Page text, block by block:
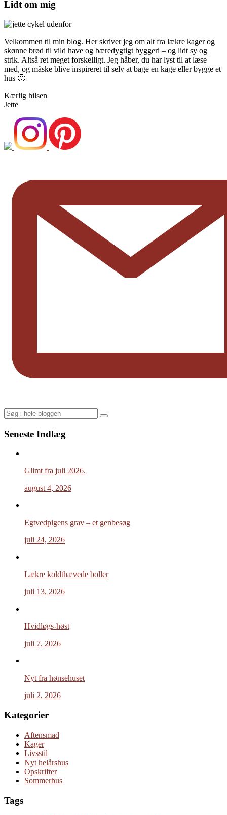
Lidt om mig
Velkommen til min blog. Her skriver jeg om alt fra lækre kager og
skønne brød til vild have og bæredygtigt byggeri – og lidt sy og
strik. Altså ret meget forskelligt. Jeg håber, du har lyst til at læse
med, og måske blive inspireret til selv at bage en kage eller bygge et
hus 🙂
Kærlig hilsen
Jette
Search
Seneste Indlæg
Glimt fra juli 2026.
august 4, 2026
Egtvedpigens grav – et genbesøg
juli 24, 2026
Lækre koldthævede boller
juli 13, 2026
Hvidløgs-høst
juli 7, 2026
Nyt fra hønsehuset
juli 2, 2026
Kategorier
Aftensmad
Kager
Livsstil
Nyt helårshus
Opskrifter
Sommerhus
Tags